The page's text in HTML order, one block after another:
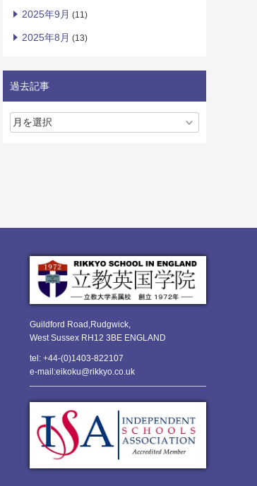
2025年9月 (11)
2025年8月 (13)
過去記事
Guildford Road,Rudgwick,
West Sussex RH12 3BE ENGLAND
tel: +44-(0)1403-822107
e-mail:eikoku@rikkyo.co.uk